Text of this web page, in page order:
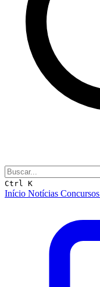
Ctrl K
Início Notícias Concursos